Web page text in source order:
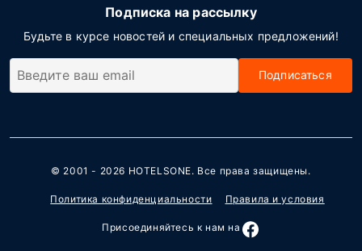
Подписка на рассылку
Будьте в курсе новостей и специальных предложений!
Подписаться
© 2001 - 2026 HOTELSONE. Все права защищены.
Политика конфиденциальности Правила и условия
Присоединяйтесь к нам на